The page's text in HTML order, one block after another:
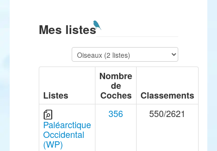
Mes listes
Listes
Nombre
de
Coches Classements
Paléarctique
Occidental
(WP)
356 550/2621